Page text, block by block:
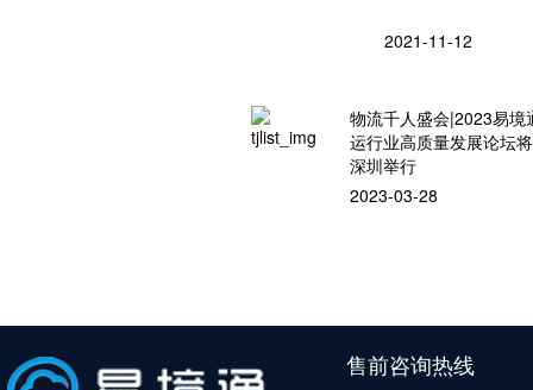
2021-11-12
物流千人盛会|2023易境
运行业高质量发展论坛
深圳举行
2023-03-28
售前咨询热线